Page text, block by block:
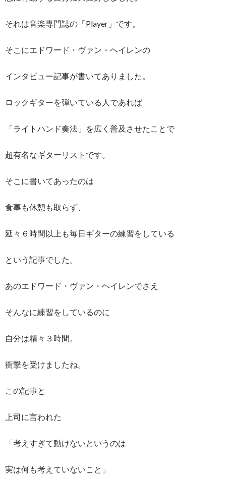
それは音楽専門誌の「Player」です。
そこにエドワード・ヴァン・ヘイレンの
インタビュー記事が書いてありました。
ロックギターを弾いている人であれば
「ライトハンド奏法」を広く普及させたことで
超有名なギターリストです。
そこに書いてあったのは
食事も休憩も取らず、
延々６時間以上も毎日ギターの練習をしている
という記事でした。
あのエドワード・ヴァン・ヘイレンでさえ
そんなに練習をしているのに
自分は精々３時間。
衝撃を受けましたね。
この記事と
上司に言われた
「考えすぎて動けないというのは
実は何も考えていないこと」